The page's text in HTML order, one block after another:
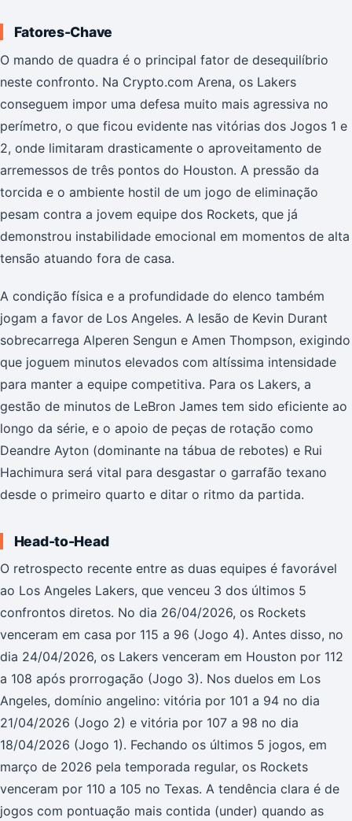
Fatores-Chave
O mando de quadra é o principal fator de desequilíbrio
neste confronto. Na Crypto.com Arena, os Lakers
conseguem impor uma defesa muito mais agressiva no
perímetro, o que ficou evidente nas vitórias dos Jogos 1 e
2, onde limitaram drasticamente o aproveitamento de
arremessos de três pontos do Houston. A pressão da
torcida e o ambiente hostil de um jogo de eliminação
pesam contra a jovem equipe dos Rockets, que já
demonstrou instabilidade emocional em momentos de alta
tensão atuando fora de casa.
A condição física e a profundidade do elenco também
jogam a favor de Los Angeles. A lesão de Kevin Durant
sobrecarrega Alperen Sengun e Amen Thompson, exigindo
que joguem minutos elevados com altíssima intensidade
para manter a equipe competitiva. Para os Lakers, a
gestão de minutos de LeBron James tem sido eficiente ao
longo da série, e o apoio de peças de rotação como
Deandre Ayton (dominante na tábua de rebotes) e Rui
Hachimura será vital para desgastar o garrafão texano
desde o primeiro quarto e ditar o ritmo da partida.
Head-to-Head
O retrospecto recente entre as duas equipes é favorável
ao Los Angeles Lakers, que venceu 3 dos últimos 5
confrontos diretos. No dia 26/04/2026, os Rockets
venceram em casa por 115 a 96 (Jogo 4). Antes disso, no
dia 24/04/2026, os Lakers venceram em Houston por 112
a 108 após prorrogação (Jogo 3). Nos duelos em Los
Angeles, domínio angelino: vitória por 101 a 94 no dia
21/04/2026 (Jogo 2) e vitória por 107 a 98 no dia
18/04/2026 (Jogo 1). Fechando os últimos 5 jogos, em
março de 2026 pela temporada regular, os Rockets
venceram por 110 a 105 no Texas. A tendência clara é de
jogos com pontuação mais contida (under) quando as